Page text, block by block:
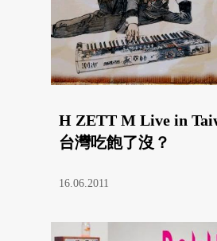
H ZETT M Live in
台灣吃飽了沒？
16.06.2011